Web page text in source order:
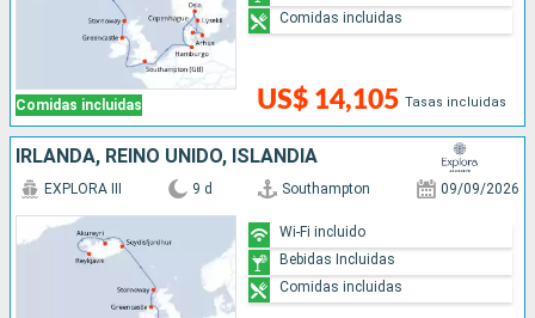
Comidas incluidas US$ 14,105 Tasas incluidas
Comidas incluidas
IRLANDA, REINO UNIDO, ISLANDIA
EXPLORA III 9 d Southampton 09/09/2026
Wi-Fi incluido
Bebidas Incluidas
Comidas incluidas